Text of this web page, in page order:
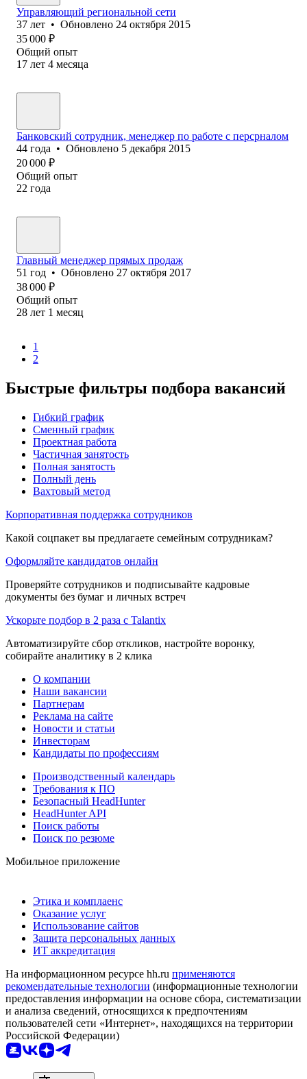
Управляющий региональной сети
37 лет • Обновлено 24 октября 2015
35 000 ₽
Общий опыт
17 лет 4 месяца
Банковский сотрудник, менеджер по работе с персрналом
44 года • Обновлено 5 декабря 2015
20 000 ₽
Общий опыт
22 года
Главный менеджер прямых продаж
51 год • Обновлено 27 октября 2017
38 000 ₽
Общий опыт
28 лет 1 месяц
1
2
Быстрые фильтры подбора вакансий
Гибкий график
Сменный график
Проектная работа
Частичная занятость
Полная занятость
Полный день
Вахтовый метод
Корпоративная поддержка сотрудников
Какой соцпакет вы предлагаете семейным сотрудникам?
Оформляйте кандидатов онлайн
Проверяйте сотрудников и подписывайте кадровые
документы без бумаг и личных встреч
Ускорьте подбор в 2 раза с Talantix
Автоматизируйте сбор откликов, настройте воронку,
собирайте аналитику в 2 клика
О компании
Наши вакансии
Партнерам
Реклама на сайте
Новости и статьи
Инвесторам
Кандидаты по профессиям
Производственный календарь
Требования к ПО
Безопасный HeadHunter
HeadHunter API
Поиск работы
Поиск по резюме
Мобильное приложение
Этика и комплаенс
Оказание услуг
Использование сайтов
Защита персональных данных
ИТ аккредитация
На информационном ресурсе hh.ru применяются
рекомендательные технологии (информационные технологии
предоставления информации на основе сбора, систематизации
и анализа сведений, относящихся к предпочтениям
пользователей сети «Интернет», находящихся на территории
Российской Федерации)